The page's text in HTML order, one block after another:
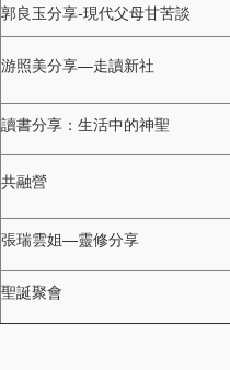
郭良玉分享-現代父母甘苦談
游照美分享—走讀新社
讀書分享：生活中的神聖
共融營
張瑞雲姐—靈修分享
聖誕聚會